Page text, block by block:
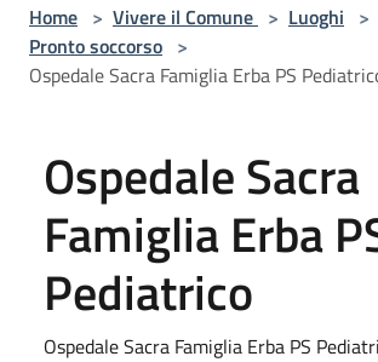
Home > Vivere il Comune > Luoghi >
Pronto soccorso >
Ospedale Sacra Famiglia Erba PS
Ospedale Sacra
Famiglia Erba
Pediatrico
Ospedale Sacra Famiglia Erba PS